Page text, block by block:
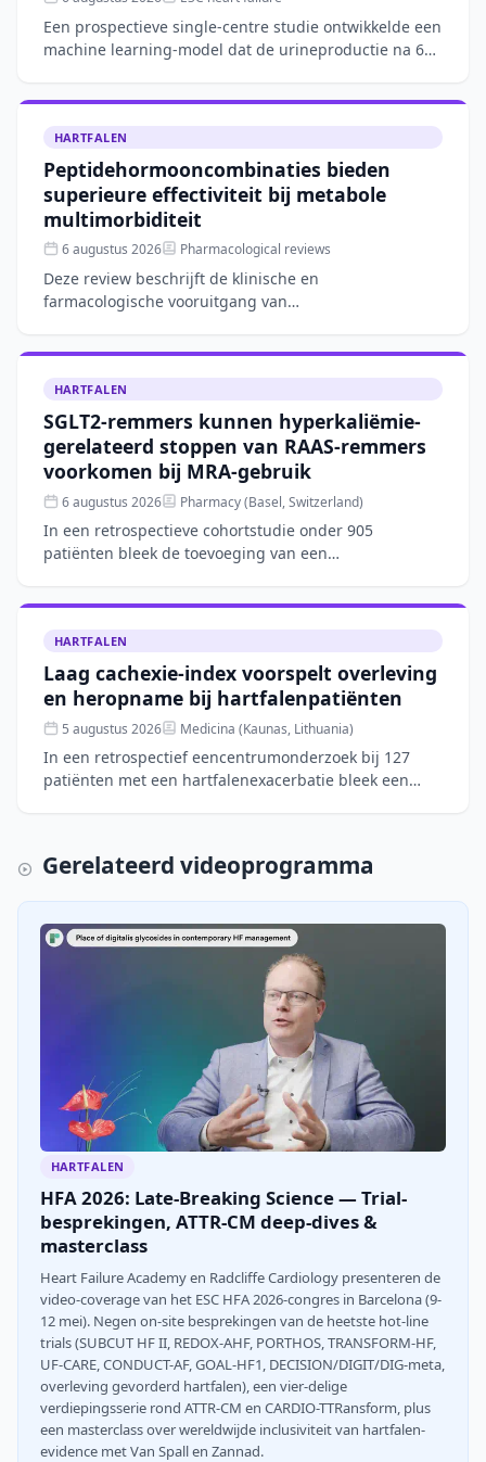
Een prospectieve single-centre studie ontwikkelde een
machine learning-model dat de urineproductie na 6
HARTFALEN
Peptidehormooncombinaties bieden
superieure effectiviteit bij metabole
multimorbiditeit
6 augustus 2026 Pharmacological reviews
Deze review beschrijft de klinische en
farmacologische vooruitgang van
HARTFALEN
SGLT2-remmers kunnen hyperkaliëmie-
gerelateerd stoppen van RAAS-remmers
voorkomen bij MRA-gebruik
6 augustus 2026 Pharmacy (Basel, Switzerland)
In een retrospectieve cohortstudie onder 905
patiënten bleek de toevoeging van een
remming de kans op hyperka
HARTFALEN
Laag cachexie-index voorspelt overleving
en heropname bij hartfalenpatiënten
5 augustus 2026 Medicina (Kaunas, Lithuania)
In een retrospectief eencentrumonderzoek bij 127
patiënten met een hartfalenexacerbatie bleek een
Gerelateerd videoprogramma
HARTFALEN
HFA 2026: Late-Breaking Science — Trial-
besprekingen, ATTR-CM deep-dives &
masterclass
Heart Failure Academy en Radcliffe Cardiology presenteren de
video-coverage van het ESC HFA 2026-congres in Barcelona (9-
12 mei). Negen on-site besprekingen van de heetste hot-line
trials (SUBCUT HF II, REDOX-AHF, PORTHOS, TRANSFORM-HF,
UF-CARE, CONDUCT-AF, GOAL-HF1, DECISION/DIGIT/DIG-meta,
overleving gevorderd hartfalen), een vier-delige
verdiepingsserie rond ATTR-CM en CARDIO-TTRansform, plus
een masterclass over wereldwijde inclusiviteit van hartfalen-
evidence met Van Spall en Zannad.